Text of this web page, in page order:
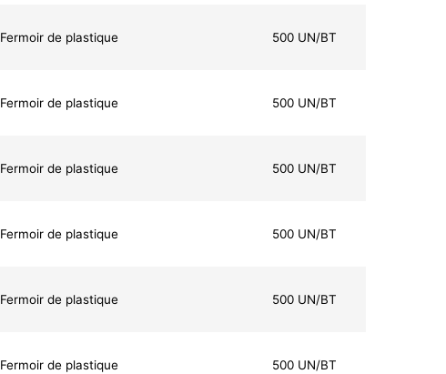
Fermoir de plastique 500 UN/BT
Fermoir de plastique 500 UN/BT
Fermoir de plastique 500 UN/BT
Fermoir de plastique 500 UN/BT
Fermoir de plastique 500 UN/BT
Fermoir de plastique 500 UN/BT